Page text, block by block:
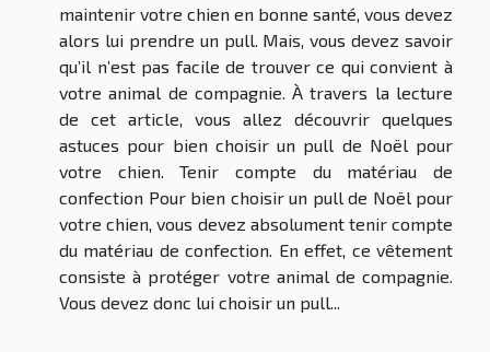
maintenir votre chien en bonne santé, vous devez
alors lui prendre un pull. Mais, vous devez savoir
qu’il n’est pas facile de trouver ce qui convient à
votre animal de compagnie. À travers la lecture
de cet article, vous allez découvrir quelques
astuces pour bien choisir un pull de Noël pour
votre chien. Tenir compte du matériau de
confection Pour bien choisir un pull de Noël pour
votre chien, vous devez absolument tenir compte
du matériau de confection. En effet, ce vêtement
consiste à protéger votre animal de compagnie.
Vous devez donc lui choisir un pull...